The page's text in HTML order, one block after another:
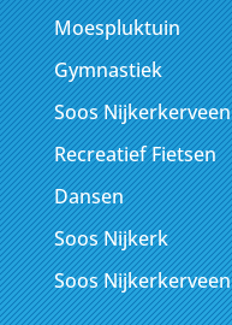
Moespluktuin
Gymnastiek
Soos Nijkerkerveen
Recreatief Fietsen
Dansen
Soos Nijkerk
Soos Nijkerkerveen